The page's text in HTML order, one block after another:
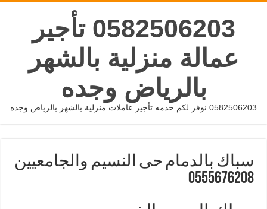
0582506203 تأجير
عمالة منزلية بالشهر
بالرياض وجده
0582506203 نوفر لكم خدمه تأجير عاملات منزلية بالشهر بالرياض وجده
سباك بالدمام حى النسيم والجامعيين
0555676208